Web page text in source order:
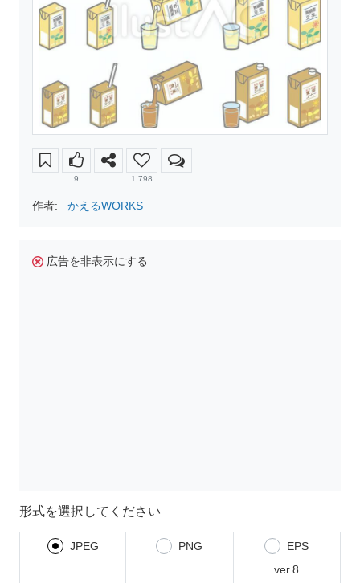
9 1,798
作者: かえるWORKS
広告を非表示にする
形式を選択してください
JPEG PNG
EPS
ver.8